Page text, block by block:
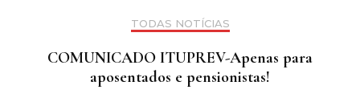
TODAS NOTÍCIAS
COMUNICADO ITUPREV-Apenas para
aposentados e pensionistas!